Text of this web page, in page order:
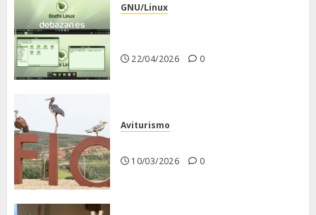
GNU/Linux
22/04/2026 0
Aviturismo
10/03/2026 0